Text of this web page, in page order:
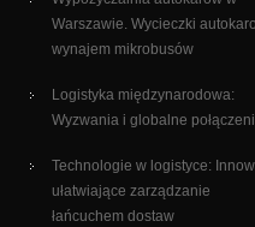
Warszawie. Wycieczki
wynajem mikrobusów
Logistyka międzynarodowa:
Wyzwania i globalne
Technologie w logistyce:
ułatwiające zarządzanie
łańcuchem dostaw